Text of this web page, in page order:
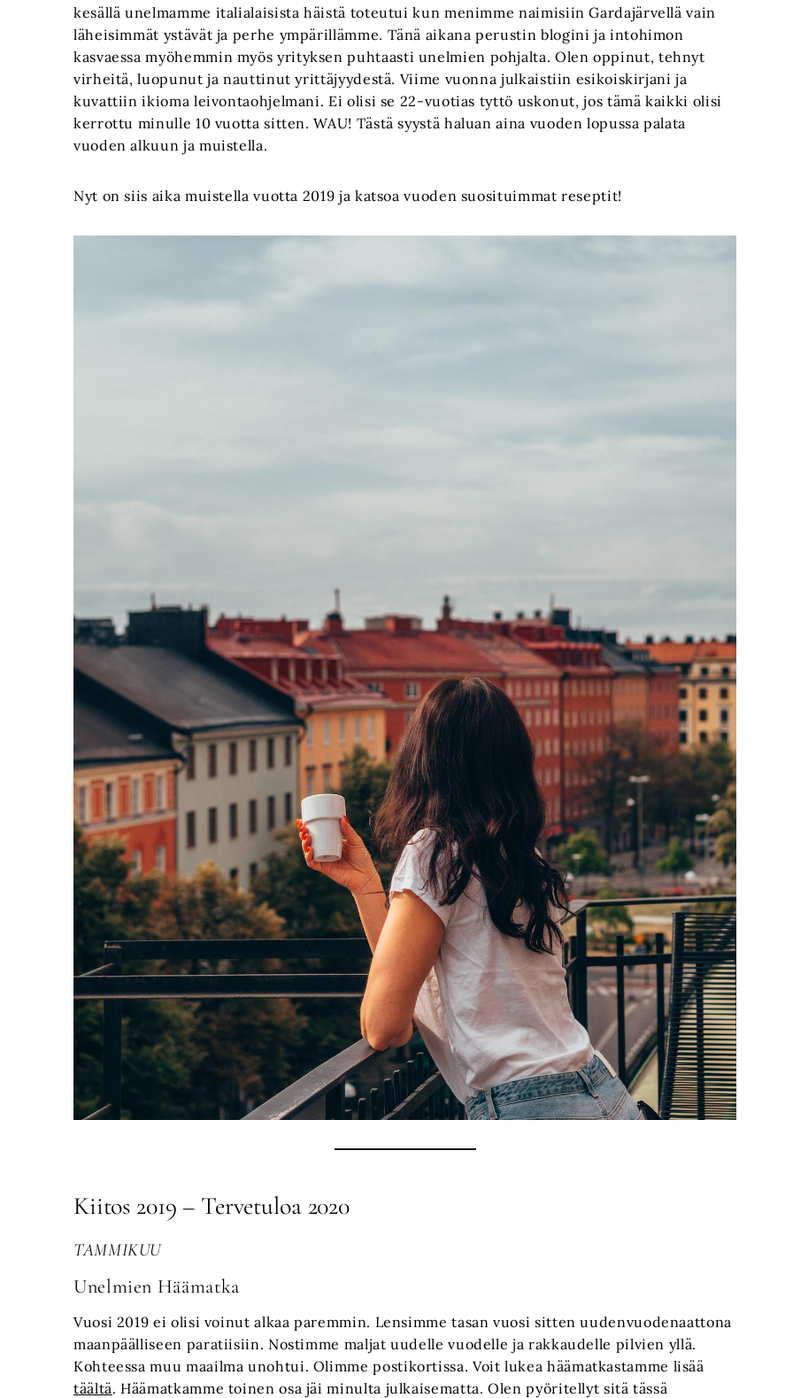
kesällä unelmamme italialaisista häistä toteutui kun menimme naimisiin Gardajärvellä vain
läheisimmät ystävät ja perhe ympärillämme. Tänä aikana perustin blogini ja intohimon
kasvaessa myöhemmin myös yrityksen puhtaasti unelmien pohjalta. Olen oppinut, tehnyt
virheitä, luopunut ja nauttinut yrittäjyydestä. Viime vuonna julkaistiin esikoiskirjani ja
kuvattiin ikioma leivontaohjelmani. Ei olisi se 22-vuotias tyttö uskonut, jos tämä kaikki olisi
kerrottu minulle 10 vuotta sitten. WAU! Tästä syystä haluan aina vuoden lopussa palata
vuoden alkuun ja muistella.
Nyt on siis aika muistella vuotta 2019 ja katsoa vuoden suosituimmat reseptit!
Kiitos 2019 – Tervetuloa 2020
TAMMIKUU
Unelmien Häämatka
Vuosi 2019 ei olisi voinut alkaa paremmin. Lensimme tasan vuosi sitten uudenvuodenaattona
maanpäälliseen paratiisiin. Nostimme maljat uudelle vuodelle ja rakkaudelle pilvien yllä.
Kohteessa muu maailma unohtui. Olimme postikortissa. Voit lukea häämatkastamme lisää
täältä. Häämatkamme toinen osa jäi minulta julkaisematta. Olen pyöritellyt sitä tässä